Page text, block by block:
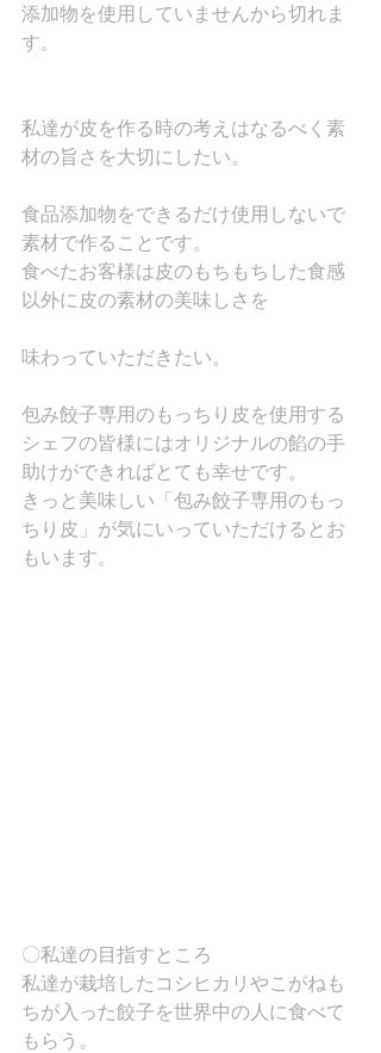
添加物を使用していませんから切れま
す。
私達が皮を作る時の考えはなるべく素
材の旨さを大切にしたい。
食品添加物をできるだけ使用しないで
素材で作ることです。
食べたお客様は皮のもちもちした食感
以外に皮の素材の美味しさを
味わっていただきたい。
包み餃子専用のもっちり皮を使用する
シェフの皆様にはオリジナルの餡の手
助けができればとても幸せです。
きっと美味しい「包み餃子専用のもっ
ちり皮」が気にいっていただけるとお
もいます。
〇私達の目指すところ
私達が栽培したコシヒカリやこがねも
ちが入った餃子を世界中の人に食べて
もらう。